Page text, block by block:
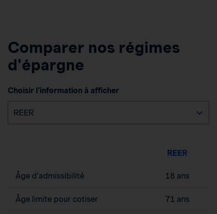
Comparer nos régimes
d'épargne
Choisir l'information à afficher
REER
Âge d’admissibilité 18 ans
Âge limite pour cotiser 71 ans